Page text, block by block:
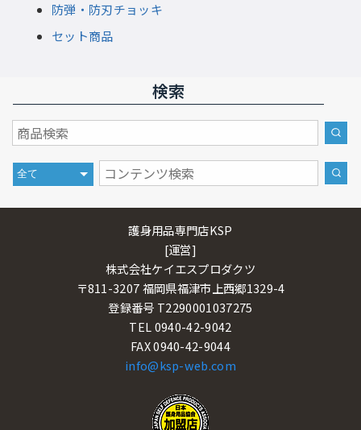
防弾・防刃チョッキ
セット商品
検索
護身用品専門店KSP
[運営]
株式会社ケイエスプロダクツ
〒811-3207 福岡県福津市上西郷1329-4
登録番号 T2290001037275
TEL 0940-42-9042
FAX 0940-42-9044
info@ksp-web.com